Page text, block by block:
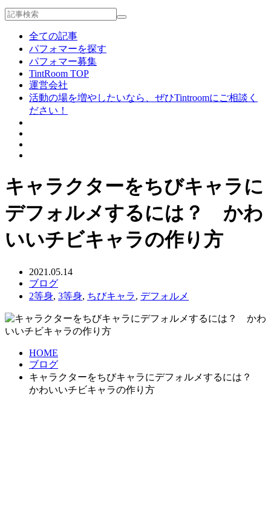
全ての記事
パフォマーを探す
パフォマー募集
TintRoom TOP
運営会社
活動の場を増やしたいなら、ぜひTintroomにご相談く
ださい！
キャラクターをちびキャラに
デフォルメするには？ かわ
いいチビキャラの作り方
2021.05.14
ブログ
2等身, 3等身, ちびキャラ, デフォルメ
HOME
ブログ
キャラクターをちびキャラにデフォルメするには？
かわいいチビキャラの作り方